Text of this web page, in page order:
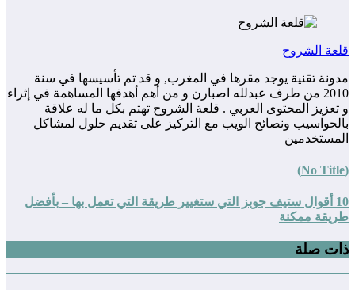
قلعة الشروح
مدونة تقنية يوجد مقرها في المغرب, و قد تم تأسيسها في سنة
2010 من طرف عبدلله اصبارن و من أهم أهدفها المساهمة في إثراء
و تعزيز المحتوى العربي . قلعة الشروح تهتم بكل ما له علاقة
بالحواسيب ونصائح الويب مع التركيز على تقديم حلول لمشاكل
المستخدمين
(No Title)
10 أقوال ستيف جوبز التي ستغيير طريقة التي تعمل بها – بأفضل
طريقة ممكنة
ذات صلة